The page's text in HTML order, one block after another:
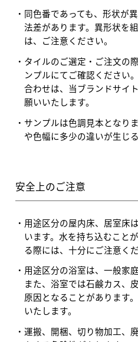
同色番であっても、形状が
法差があります。異形状を
は、ご注意ください。
タイルのご選定・ご注文の
ンプルにてご確認ください
合わせは、当ブランドサイ
願いいたします。
サンプルは色調見本となり
や色幅に多少の違いが生じ
安全上のご注意
用途区分の屋内床、居室床
います。水を持ち込むこと
る際には、十分にご注意くだ
用途区分の浴室は、一般家
また、浴室では石鹸カス、
原因となることがあります
いたします。
運搬、開梱、切り物加工、